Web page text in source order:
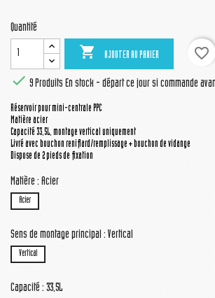
Quantité
 AJOUTER AU PANIER
favorite_border
 9 Produits En stock - départ ce jour si commande
Réservoir pour mini-centrale PPC
Matière acier
Capacité 33,5L, montage vertical uniquement
Livré avec bouchon reniflard/remplissage + bouchon de vidange
Dispose de 2 pieds de fixation
Matière : Acier
Acier
Sens de montage principal : Vertical
Vertical
Capacité : 33,5L